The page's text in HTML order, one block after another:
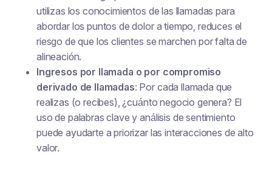
utilizas los conocimientos de las llamadas para
abordar los puntos de dolor a tiempo, reduces el
riesgo de que los clientes se marchen por falta de
alineación.
Ingresos por llamada o por compromiso
derivado de llamadas: Por cada llamada que
realizas (o recibes), ¿cuánto negocio genera? El
uso de palabras clave y análisis de sentimiento
puede ayudarte a priorizar las interacciones de alto
valor.